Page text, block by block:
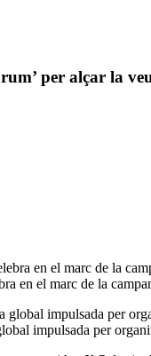
per alçar la
en el marc de la
impulsada per